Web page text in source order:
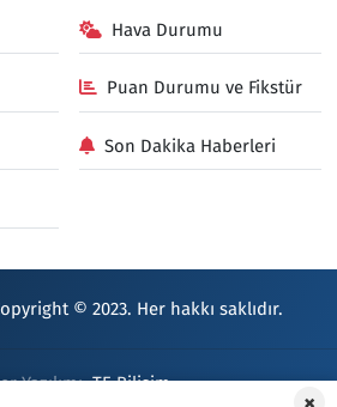
Hava Durumu
Puan Durumu ve Fikstür
Son Dakika Haberleri
© 2023. Her hakkı saklıdır.
Yazılımı:TE Bilişim